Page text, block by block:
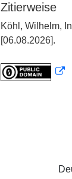
Zitierweise
Köhl, Wilhelm,
[06.08.2026].